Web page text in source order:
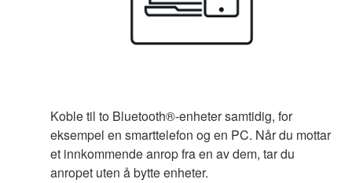
Koble til to Bluetooth®-enheter samtidig, for
eksempel en smarttelefon og en PC. Når du mottar
et innkommende anrop fra en av dem, tar du
anropet uten å bytte enheter.